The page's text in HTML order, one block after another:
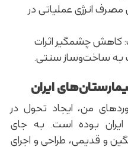
انرژی عملیاتی در
کاهش چشمگیر اثرات
ساخت‌وساز سنتی.
من، ایجاد تحول در
بوده است. به جای
و قدیمی، طراحی و اجرای